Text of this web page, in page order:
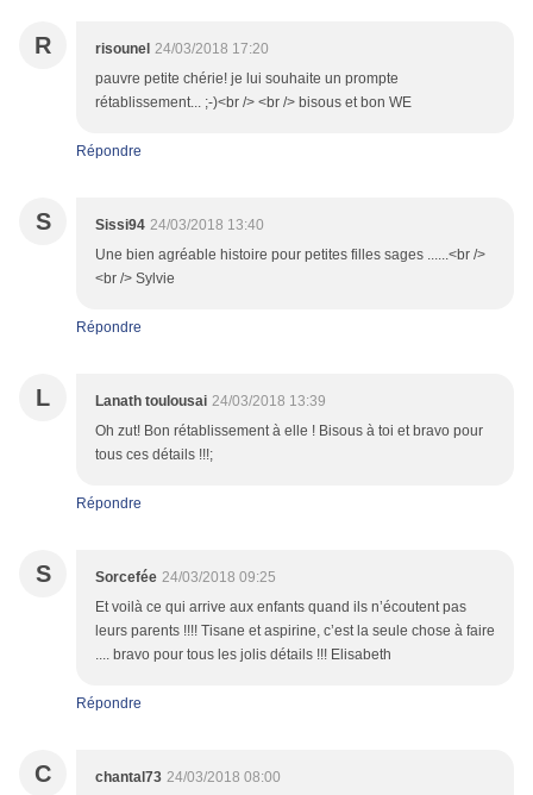
R risounel 24/03/2018 17:20
pauvre petite chérie! je lui souhaite un prompte
rétablissement... ;-)<br /> <br /> bisous et bon WE
Répondre
S Sissi94 24/03/2018 13:40
Une bien agréable histoire pour petites filles sages ......<br />
<br /> Sylvie
Répondre
L Lanath toulousai 24/03/2018 13:39
Oh zut! Bon rétablissement à elle ! Bisous à toi et bravo pour
tous ces détails !!!;
Répondre
S Sorcefée 24/03/2018 09:25
Et voilà ce qui arrive aux enfants quand ils n’écoutent pas
leurs parents !!!! Tisane et aspirine, c’est la seule chose à faire
.... bravo pour tous les jolis détails !!! Elisabeth
Répondre
C chantal73 24/03/2018 08:00